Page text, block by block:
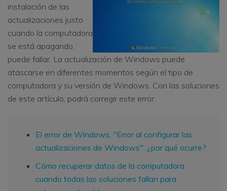
instalación de las
actualizaciones justo
cuando la computadora
se está apagando,
puede fallar. La actualización de Windows puede
atascarse en diferentes momentos según el tipo de
computadora y su versión de Windows. Con las soluciones
de este artículo, podrá corregir este error.
El error de Windows, "Error al configurar las
actualizaciones de Windows": ¿por qué ocurre?
Cómo recuperar datos de la computadora
cuando todas las soluciones fallan para